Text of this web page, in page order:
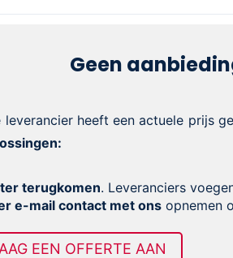
Geen
leverancier heeft een actuele prijs
terugkomen. Leveranciers
e-mail contact met ons opnemen
EEN OFFERTE AAN